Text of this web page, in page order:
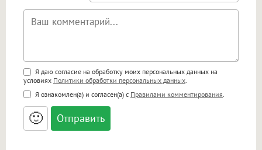
Поддержка HTML
<b>, <strong>, <u>, <i>, <em>, <s>, <big>,
<small>, <sup>, <sub>, <pre>, <ul>, <ol>, <li>,
<blockquote>, <code> экранирует HTML,
адреса URL автоматически становятся
ссылками, и [img]адрес[/img] будет
Я даю согласие на обработку моих персональных данных на
условиях Политики обработки персональных данных
Я ознакомлен(а) и согласен(а) с Правилами комментирования
🙂